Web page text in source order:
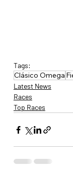
Tags:
Clásico Omega
Latest News
Races
Top Races